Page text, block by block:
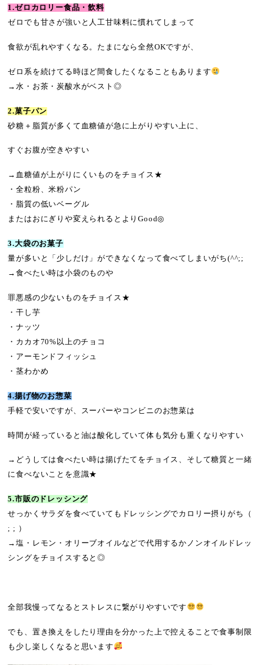
1.ゼロカロリー食品・飲料
ゼロでも甘さが強いと人工甘味料に慣れてしまって
食欲が乱れやすくなる。たまになら全然OKですが、
ゼロ系を続けてる時ほど間食したくなることもあります
→水・お茶・炭酸水がベスト◎
2.菓子パン
砂糖＋脂質が多くて血糖値が急に上がりやすい上に、
すぐお腹が空きやすい
→血糖値が上がりにくいものをチョイス★
・全粒粉、米粉パン
・脂質の低いベーグル
またはおにぎりや変えられるとよりGood◎
3.大袋のお菓子
量が多いと「少しだけ」ができなくなって食べてしまいがち(^^;;
→食べたい時は小袋のものや
罪悪感の少ないものをチョイス★
・干し芋
・ナッツ
・カカオ70%以上のチョコ
・アーモンドフィッシュ
・茎わかめ
4.揚げ物のお惣菜
手軽で安いですが、スーパーやコンビニのお惣菜は
時間が経っていると油は酸化していて体も気分も重くなりやすい
→どうしては食べたい時は揚げたてをチョイス、そして糖質と一緒
に食べないことを意識★
5.市販のドレッシング
せっかくサラダを食べていてもドレッシングでカロリー摂りがち（
; ; ）
→塩・レモン・オリーブオイルなどで代用するかノンオイルドレッ
シングをチョイスすると◎
全部我慢ってなるとストレスに繋がりやすいです
でも、置き換えをしたり理由を分かった上で控えることで食事制限
も少し楽しくなると思います